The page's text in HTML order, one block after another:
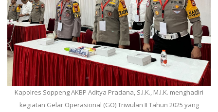
Kapolres Soppeng AKBP Aditya Pradana, S.I.K., M.I.K. menghadiri
kegiatan Gelar Operasional (GO) Triwulan II Tahun 2025 yang